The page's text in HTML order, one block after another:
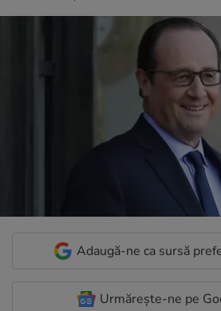
Adaugă-ne ca sursă
Urmărește-ne pe